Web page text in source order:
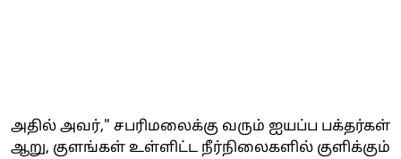
அதில் அவர்," சபரிமலைக்கு வரும் ஐயப்ப பக்தர்கள்
ஆறு, குளங்கள் உள்ளிட்ட நீர்நிலைகளில் குளிக்கும்